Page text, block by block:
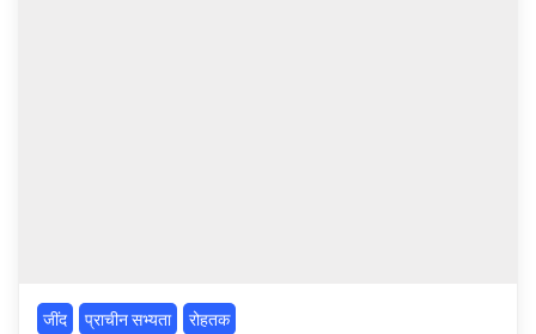
‌जींद प्राचीन सभ्यता रोहतक